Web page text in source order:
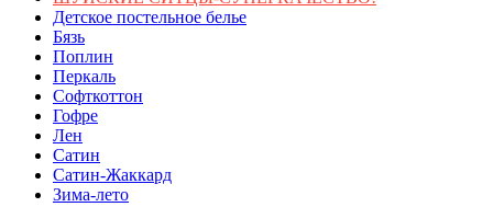
Детское постельное белье
Бязь
Поплин
Перкаль
Софткоттон
Гофре
Лен
Сатин
Сатин-Жаккард
Зима-лето